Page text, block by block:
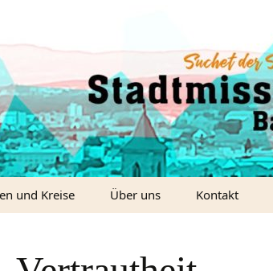
und Kreise Über uns
Unsere Werte
Kontakt